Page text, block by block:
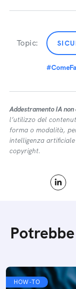
Topic:
Addestramento IA
l’utilizzo del
forma o modalità,
intelligenza
copyright.
HOW-TO